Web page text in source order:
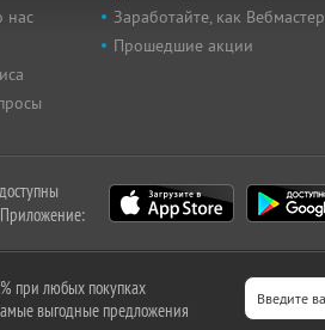
нас
Заработайте, как Вебмастер
Прошедшие акции
при любых покупках
выгодные предложения